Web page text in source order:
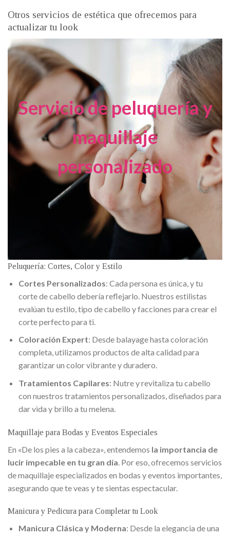
Otros servicios de estética que ofrecemos para
actualizar tu look
Servicio de peluquería y
maquillaje
personalizado
Peluquería: Cortes, Color y Estilo
Cortes Personalizados: Cada persona es única, y tu
corte de cabello debería reflejarlo. Nuestros estilistas
evalúan tu estilo, tipo de cabello y facciones para crear el
corte perfecto para ti.
Coloración Expert: Desde balayage hasta coloración
completa, utilizamos productos de alta calidad para
garantizar un color vibrante y duradero.
Tratamientos Capilares: Nutre y revitaliza tu cabello
con nuestros tratamientos personalizados, diseñados para
dar vida y brillo a tu melena.
Maquillaje para Bodas y Eventos Especiales
En «De los pies a la cabeza», entendemos la importancia de
lucir impecable en tu gran día . Por eso, ofrecemos servicios
de maquillaje especializados en bodas y eventos importantes,
asegurando que te veas y te sientas espectacular.
Manicura y Pedicura para Completar tu Look
Manicura Clásica y Moderna: Desde la elegancia de una